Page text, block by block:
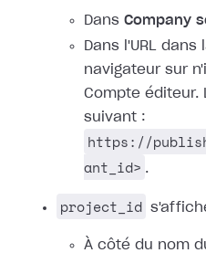
Dans Company
Dans l'URL
navigateur sur
Compte éditeur.
suivant :
https://
ant_id> .
project_id
À côté du nom